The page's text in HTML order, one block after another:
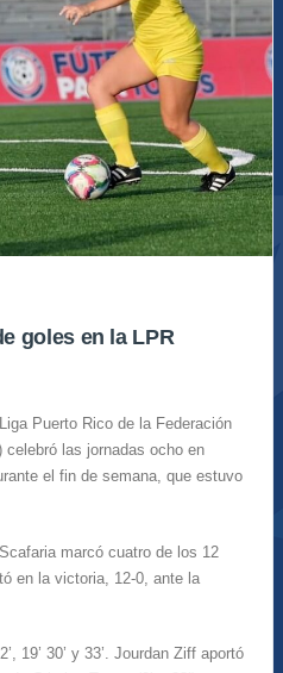
goles en la LPR
Puerto Rico de la Federación
celebró las jornadas ocho en
el fin de semana, que estuvo
marcó cuatro de los 12
en la victoria, 12-0, ante la
19’ 30’ y 33’. Jourdan Ziff aportó